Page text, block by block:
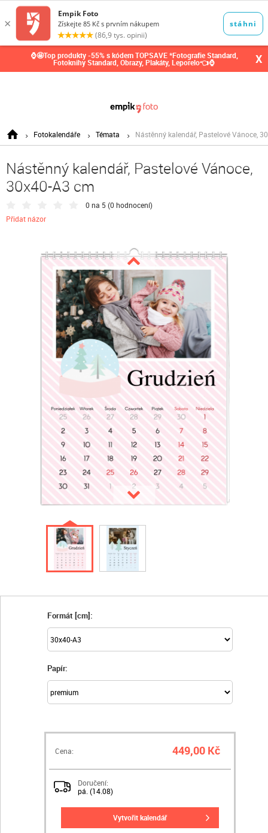
⌚🤩Top produkty -55% s kódem TOPSAVE *Fotografie Standard,
Fotoknihy Standard, Obrazy, Plakáty, Leporelo👈⌚ X
Fotokalendáře Témata Nástěnný kalendář, Pastelové Vánoce,
Nástěnný kalendář, Pastelové Vánoce,
30x40-A3 cm
0 na 5 (0 hodnocení)
Přidat názor
Formát [cm]:
Papír:
Cena: 449,00 Kč
Doručení:
pá. (14.08)
vytvořit kalendář